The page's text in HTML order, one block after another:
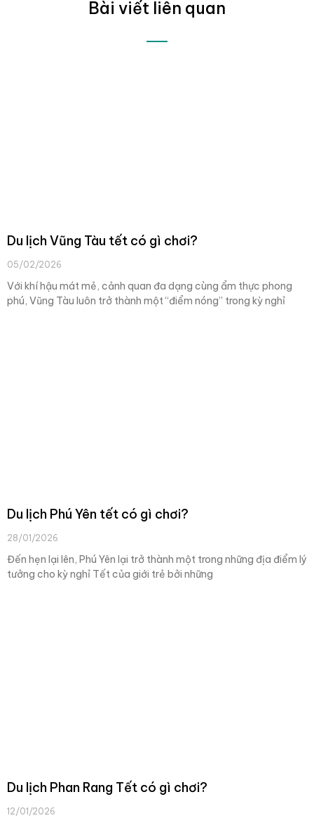
Bài viết liên quan
Du lịch Vũng Tàu tết có gì chơi?
05/02/2026
Với khí hậu mát mẻ, cảnh quan đa dạng cùng ẩm thực phong
phú, Vũng Tàu luôn trở thành một “điểm nóng” trong kỳ nghỉ
Du lịch Phú Yên tết có gì chơi?
28/01/2026
Đến hẹn lại lên, Phú Yên lại trở thành một trong những địa điểm lý
tưởng cho kỳ nghỉ Tết của giới trẻ bởi những
Du lịch Phan Rang Tết có gì chơi?
12/01/2026